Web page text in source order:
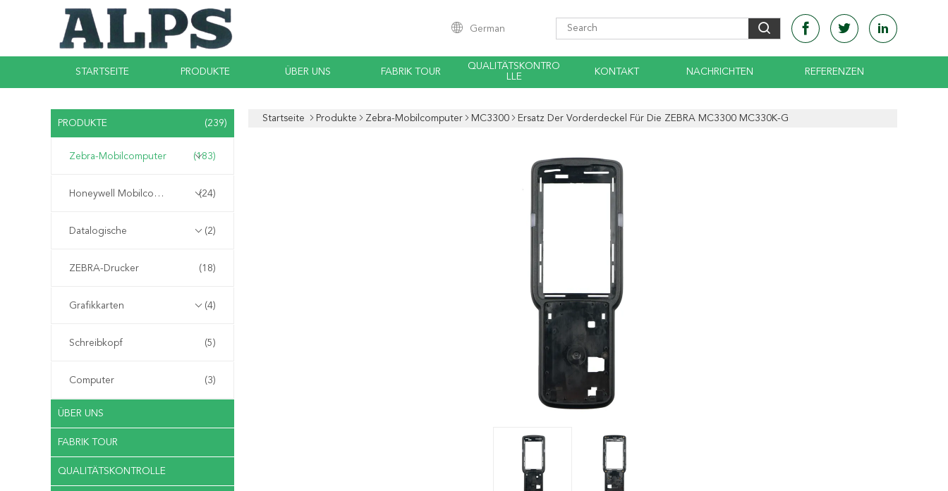
German
STARTSEITE PRODUKTE ÜBER UNS FABRIK TOUR
QUALITÄTSKONTRO
LLE
KONTAKT NACHRICHTEN REFERENZEN
PRODUKTE (239)
Zebra-Mobilcomputer (183)
Honeywell Mobilcomputer (24)
Datalogische (2)
ZEBRA-Drucker (18)
Grafikkarten (4)
Schreibkopf (5)
Computer (3)
ÜBER UNS
FABRIK TOUR
QUALITÄTSKONTROLLE
Startseite Produkte Zebra-Mobilcomputer MC3300 Ersatz Der Vorderdeckel Für Die ZEBRA MC3300 MC330K-G